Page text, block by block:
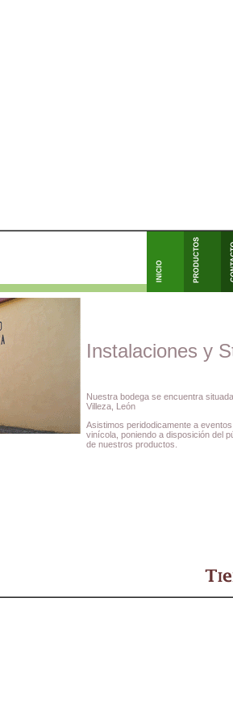
Instalaciones y
Nuestra bodega se encuentra
Villeza, León
Asistimos peridodicamente a
vinícola, poniendo a disposición del
de nuestros productos.